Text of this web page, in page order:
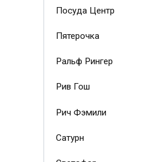
Посуда Центр
Пятерочка
Ральф Рингер
Рив Гош
Рич Фэмили
Сатурн